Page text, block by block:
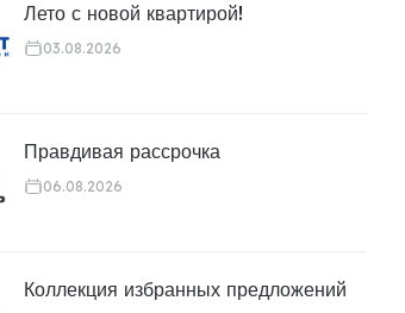
Лето с новой квартирой!
03.08.2026
Правдивая рассрочка
06.08.2026
Коллекция избранных предложений